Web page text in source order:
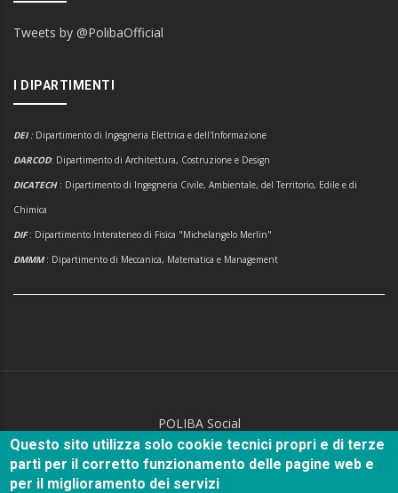
Tweets by @PolibaOfficial
I DIPARTIMENTI
DEI : Dipartimento di Ingegneria Elettrica e dell'Informazione
DARCOD: Dipartimento di Architettura, Costruzione e Design
DICATECH : Dipartimento di Ingegneria Civile, Ambientale, del Territorio, Edile e di
Chimica
DIF: Dipartimento Interateneo di Fisica "Michelangelo Merlin"
DMMM: Dipartimento di Meccanica, Matematica e Management
POLIBA Social
Questo sito utilizza solo cookie tecnici propri e di terze
parti per il corretto funzionamento delle pagine web e
per il miglioramento dei servizi